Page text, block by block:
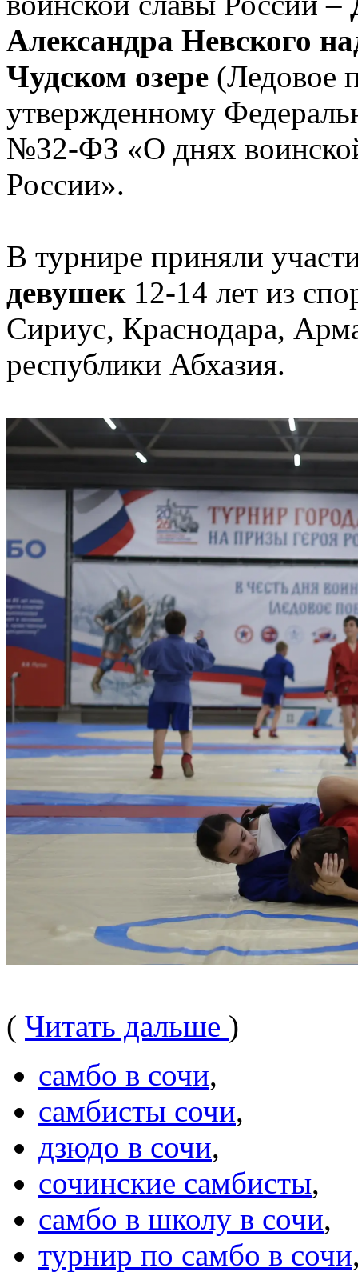
Александра Невского
Чудском озере (Ледовое
утвержденному
№32-ФЗ «О днях
России».
В турнире приняли
девушек12-14 лет из
Сириус, Краснодара,
республики Абхазия.
( Читать дальше )
самбо в сочи,
самбисты сочи,
дзюдо в сочи,
сочинские самбисты,
самбо в школу в сочи,
турнир по самбо в сочи